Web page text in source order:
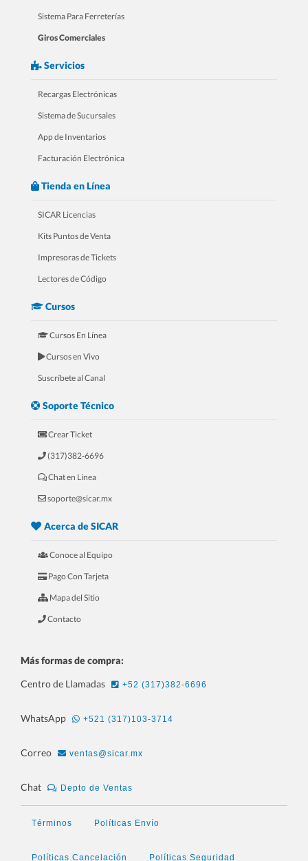
4.- Mini Curso Para Farmacias
5.- Mini Curso Para Refaccionarías
6.- Mini Curso Para Ferreterías
Sistema Para Ferreterías
Giros Comerciales
Servicios
Recargas Electrónicas
Sistema de Sucursales
App de Inventarios
Facturación Electrónica
Tienda en Línea
SICAR Licencias
Kits Puntos de Venta
Impresoras de Tickets
Lectores de Código
Cursos
Cursos En Línea
Cursos en Vivo
Suscríbete al Canal
Soporte Técnico
Crear Ticket
(317)382-6696
Chat en Línea
soporte@sicar.mx
Acerca de SICAR
Conoce al Equipo
Pago Con Tarjeta
Mapa del Sitio
Contacto
Más formas de compra:
Centro de Llamadas
+52 (317)382-6696
WhatsApp +521 (317)103-3714
Correo ventas@sicar.mx
Chat Depto de Ventas
Términos Políticas Envío
Políticas Cancelación Políticas Seguridad